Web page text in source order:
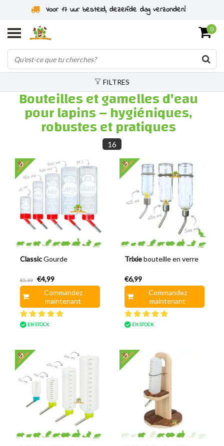
Spécialiste des rongeurs depuis 2011
0
FILTRES
Bouteilles et gamelles d'eau
pour lapins – hygiéniques,
robustes et pratiques
16
Classic Gourde
€5,99
€4,99
Commandez
maintenant
EN STOCK
Trixie bouteille en verre
€6,99
Commandez
maintenant
EN STOCK